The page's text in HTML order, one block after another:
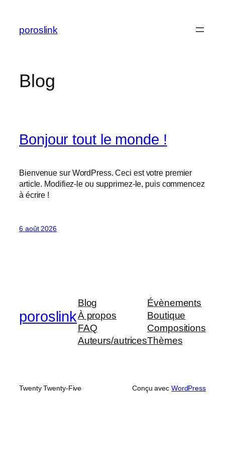
contenu
poroslink
Blog
Bonjour tout le monde !
Bienvenue sur WordPress. Ceci est votre premier
article. Modifiez-le ou supprimez-le, puis commencez
à écrire !
6 août 2026
poroslink
Blog
À propos
FAQ
Auteurs/autrices
Évènements
Boutique
Compositions
Thèmes
Twenty Twenty-Five Conçu avec WordPress